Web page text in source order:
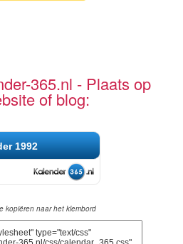
365.nl - Plaats op
of blog:
1992
kopiëren naar het klembord